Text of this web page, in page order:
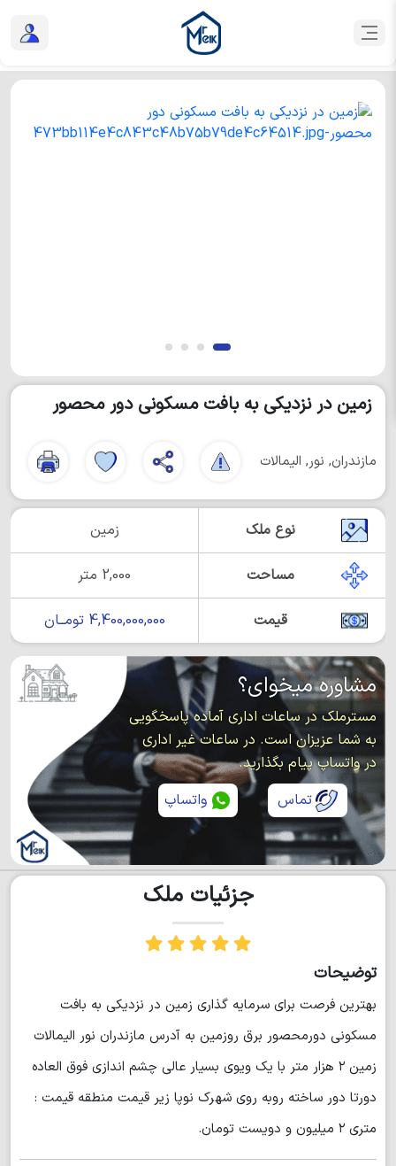
زمین در نزدیکی به بافت مسکونی دور محصور
مازندران, نور, الیمالات
نوع ملک زمین
مساحت 2,000 متر
قیمت 4,400,000,000 تومــان
مشاوره میخوای؟
مسترملک در ساعات اداری آماده پاسخگویی
به شما عزیزان است. در ساعات غیر اداری
در واتساپ پیام بگذارید.
تماس
واتساپ
جزئیات ملک
توضیحات
بهترین فرصت برای سرمایه گذاری زمین در نزدیکی به بافت
مسکونی دورمحصور برق روزمین به آدرس مازندران نور الیمالات
زمین ۲ هزار متر با یک ویوی بسیار عالی چشم اندازی فوق العاده
دورتا دور ساخته روبه روی شهرک نوپا زیر قیمت منطقه قیمت :
متری ۲ میلیون و دویست تومان.